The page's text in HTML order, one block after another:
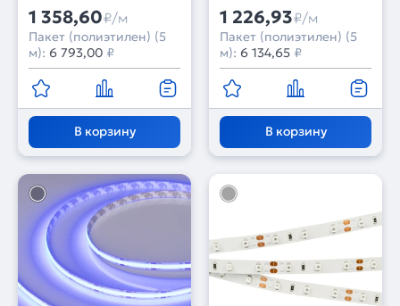
1 358,60₽/м
Пакет (полиэтилен) (5
м): 6 793,00 ₽
В корзину
1 226,93₽/м
Пакет (полиэтилен) (5
м): 6 134,65 ₽
В корзину